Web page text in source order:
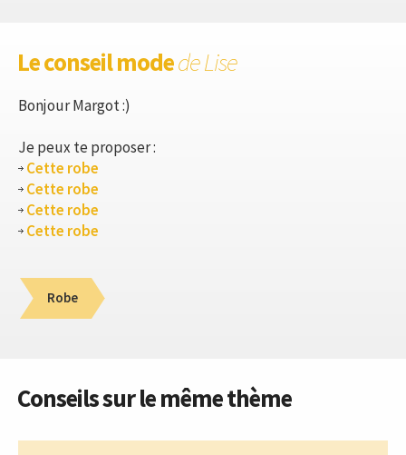
Le conseil modede Lise
Bonjour Margot :)
Je peux te proposer :
Cette robe
Cette robe
Cette robe
Cette robe
Robe
Conseils sur le même thème